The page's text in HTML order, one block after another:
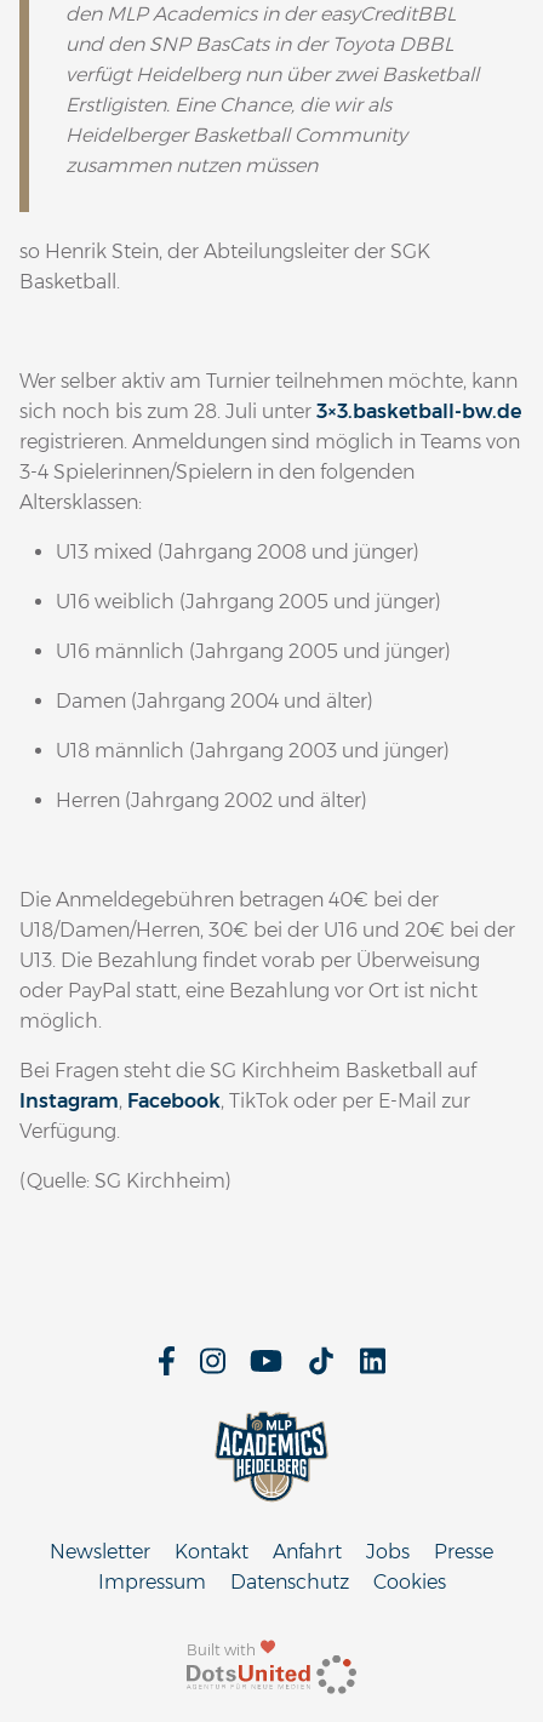
den MLP Academics in der easyCreditBBL
und den SNP BasCats in der Toyota DBBL
verfügt Heidelberg nun über zwei Basketball
Erstligisten. Eine Chance, die wir als
Heidelberger Basketball Community
zusammen nutzen müssen
so Henrik Stein, der Abteilungsleiter der SGK
Basketball.
Wer selber aktiv am Turnier teilnehmen möchte, kann
sich noch bis zum 28. Juli unter 3×3.basketball-bw.de
registrieren. Anmeldungen sind möglich in Teams von
3-4 Spielerinnen/Spielern in den folgenden
Altersklassen:
U13 mixed (Jahrgang 2008 und jünger)
U16 weiblich (Jahrgang 2005 und jünger)
U16 männlich (Jahrgang 2005 und jünger)
Damen (Jahrgang 2004 und älter)
U18 männlich (Jahrgang 2003 und jünger)
Herren (Jahrgang 2002 und älter)
Die Anmeldegebühren betragen 40€ bei der
U18/Damen/Herren, 30€ bei der U16 und 20€ bei der
U13. Die Bezahlung findet vorab per Überweisung
oder PayPal statt, eine Bezahlung vor Ort ist nicht
möglich.
Bei Fragen steht die SG Kirchheim Basketball auf
Instagram, Facebook, TikTok oder per E-Mail zur
Verfügung.
(Quelle: SG Kirchheim)
Built with
Newsletter Kontakt Anfahrt Jobs
Presse
Impressum
Datenschutz Cookies